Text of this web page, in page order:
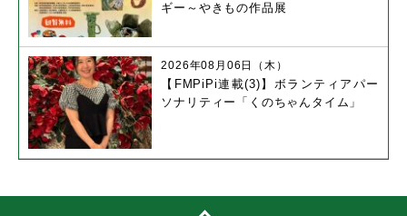
ギー～やきもの作品展
【FMPiPi連載(3)】ボランティアパー
ソナリティー「くのちゃんタイム」
2026年08月06日（木）